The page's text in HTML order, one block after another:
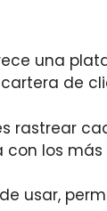
una
de
rastrear
los
usar,